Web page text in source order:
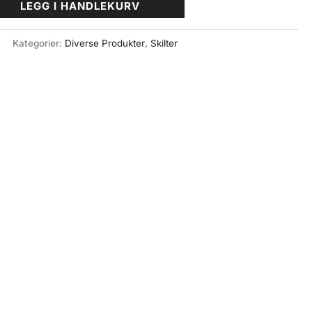
LEGG I HANDLEKURV
Kategorier: Diverse Produkter, Skilter